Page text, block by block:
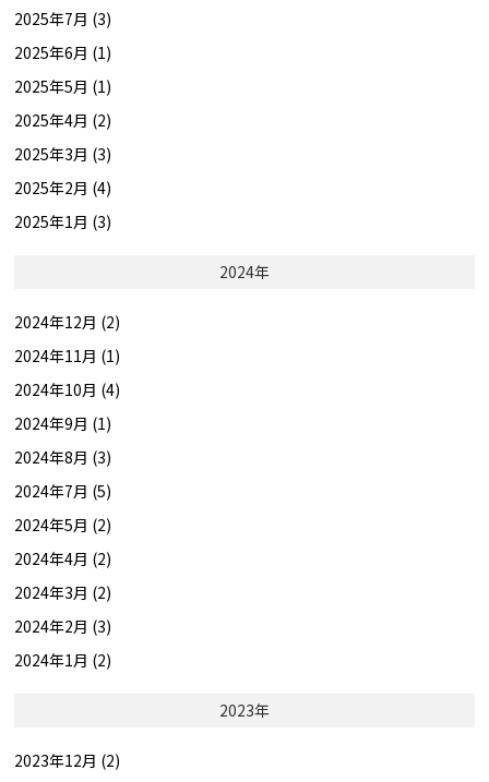
2025年7月 (3)
2025年6月 (1)
2025年5月 (1)
2025年4月 (2)
2025年3月 (3)
2025年2月 (4)
2025年1月 (3)
2024年
2024年12月 (2)
2024年11月 (1)
2024年10月 (4)
2024年9月 (1)
2024年8月 (3)
2024年7月 (5)
2024年5月 (2)
2024年4月 (2)
2024年3月 (2)
2024年2月 (3)
2024年1月 (2)
2023年
2023年12月 (2)